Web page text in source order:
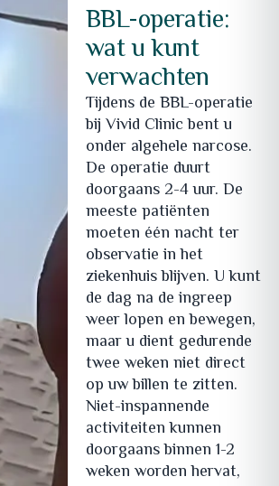
BBL-operatie:
wat u kunt
verwachten
Tijdens de BBL-operatie
bij Vivid Clinic bent u
onder algehele narcose.
De operatie duurt
doorgaans 2-4 uur. De
meeste patiënten
moeten één nacht ter
observatie in het
ziekenhuis blijven. U kunt
de dag na de ingreep
weer lopen en bewegen,
maar u dient gedurende
twee weken niet direct
op uw billen te zitten.
Niet-inspannende
activiteiten kunnen
doorgaans binnen 1-2
weken worden hervat,